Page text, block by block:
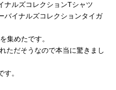
ナルズコレクションTシャツ
バイナルズコレクションタイガ
集めたです。
ただそうなので本当に驚きまし
。